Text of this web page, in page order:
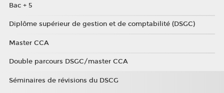
Bac + 5
Diplôme supérieur de gestion et de comptabilité (DSGC)
Master CCA
Double parcours DSGC/master CCA
Séminaires de révisions du DSCG